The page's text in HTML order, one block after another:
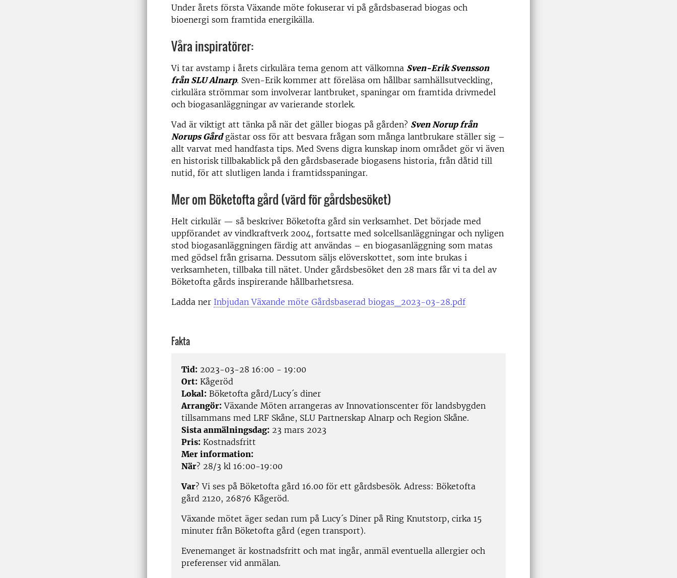
Under årets första Växande möte fokuserar vi på gårdsbaserad biogas och
bioenergi som framtida energikälla.
Våra inspiratörer:
Vi tar avstamp i årets cirkulära tema genom att välkomna Sven-Erik Svensson
från SLU Alnarp. Sven-Erik kommer att föreläsa om hållbar samhällsutveckling,
cirkulära strömmar som involverar lantbruket, spaningar om framtida drivmedel
och biogasanläggningar av varierande storlek.
Vad är viktigt att tänka på när det gäller biogas på gården? Sven Norup från
Norups Gårdgästar oss för att besvara frågan som många lantbrukare ställer sig –
allt varvat med handfasta tips. Med Svens digra kunskap inom området gör vi även
en historisk tillbakablick på den gårdsbaserade biogasens historia, från dåtid till
nutid, för att slutligen landa i framtidsspaningar.
Mer om Böketofta gård (värd för gårdsbesöket)
Helt cirkulär — så beskriver Böketofta gård sin verksamhet. Det började med
uppförandet av vindkraftverk 2004, fortsatte med solcellsanläggningar och nyligen
stod biogasanläggningen färdig att användas – en biogasanläggning som matas
med gödsel från grisarna. Dessutom säljs elöverskottet, som inte brukas i
verksamheten, tillbaka till nätet. Under gårdsbesöket den 28 mars får vi ta del av
Böketofta gårds inspirerande hållbarhetsresa.
Ladda ner Inbjudan Växande möte Gårdsbaserad biogas_2023-03-28.pdf
Fakta
Tid: 2023-03-28 16:00 - 19:00
Ort: Kågeröd
Lokal: Böketofta gård/Lucy´s diner
Arrangör: Växande Möten arrangeras av Innovationscenter för landsbygden
tillsammans med LRF Skåne, SLU Partnerskap Alnarp och Region Skåne.
Sista anmälningsdag: 23 mars 2023
Pris: Kostnadsfritt
Mer information:
När? 28/3 kl 16:00-19:00
Var? Vi ses på Böketofta gård 16.00 för ett gårdsbesök. Adress: Böketofta
gård 2120, 26876 Kågeröd.
Växande mötet äger sedan rum på Lucy´s Diner på Ring Knutstorp, cirka 15
minuter från Böketofta gård (egen transport).
Evenemanget är kostnadsfritt och mat ingår, anmäl eventuella allergier och
preferenser vid anmälan.